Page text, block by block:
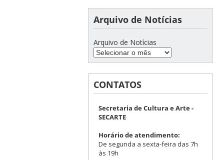
Arquivo de Notícias
Arquivo de Notícias
CONTATOS
Secretaria de Cultura e Arte -
SECARTE
Horário de atendimento:
De segunda a sexta-feira das 7h
às 19h